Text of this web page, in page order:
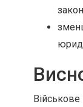
Військове